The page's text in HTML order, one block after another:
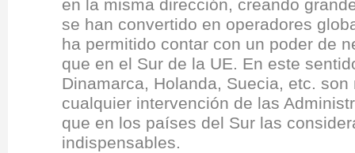
en la misma dirección, creando
se han convertido en operadores
ha permitido contar con un poder de
que en el Sur de la UE. En este
Dinamarca, Holanda, Suecia, etc.
cualquier intervención de las
que en los países del Sur las
indispensables.